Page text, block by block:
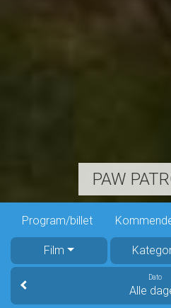
PAW
Program/billet
Film
Dato
Alle